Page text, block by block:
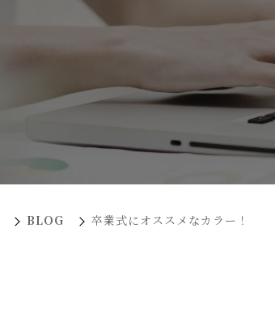
BLOG 卒業式にオススメなカラー！